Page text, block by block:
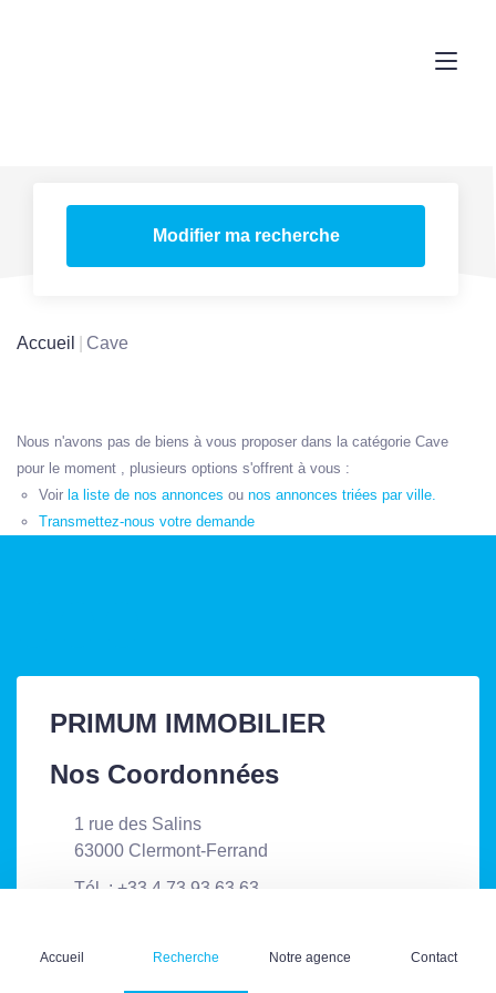
Accueil Recherche Notre agence Contact
Modifier ma recherche
Accueil Cave
Nous n'avons pas de biens à vous proposer dans la catégorie Cave
pour le moment , plusieurs options s'offrent à vous :
Voir la liste de nos annonces ou nos annonces triées par ville.
Transmettez-nous votre demande
PRIMUM IMMOBILIER
Nos Coordonnées
1 rue des Salins
63000 Clermont-Ferrand
Tél. : +33 4 73 93 63 63